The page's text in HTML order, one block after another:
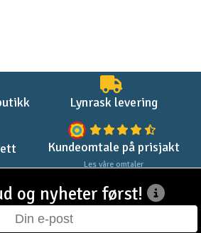
Lynrask levering
Kundeomtale på prisjakt
Les våre omtaler
og nyheter først!